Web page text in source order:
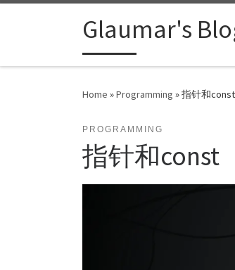
Skip to contentGlaumar's
Home »Programming »指针和const
PROGRAMMING
指针和const